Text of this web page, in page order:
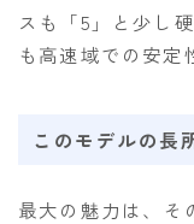
スも「5」と少し
も高速域での安定
このモデルの長
最大の魅力は、そ